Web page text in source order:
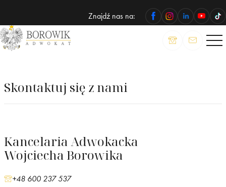
Znajdź nas na:
ADWOKAT
Wojciech
Skontaktuj się z nami
Kancelaria Adwokacka
Wojciecha Borowika
+48 600 237 537